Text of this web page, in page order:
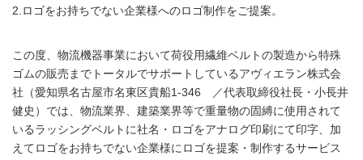
2.ロゴをお持ちでない企業様へのロゴ制作をご提案。
この度、物流機器事業において荷役用繊維ベルトの製造から特殊
ゴムの販売までトータルでサポートしているアヴィエラン株式会
社（愛知県名古屋市名東区貴船1-346 ／代表取締役社長・小長井
健史）では、物流業界、建築業界等で重量物の固縛に使用されて
いるラッシングベルトに社名・ロゴをアナログ印刷にて印字、加
えてロゴをお持ちでない企業様にロゴを提案・制作するサービス